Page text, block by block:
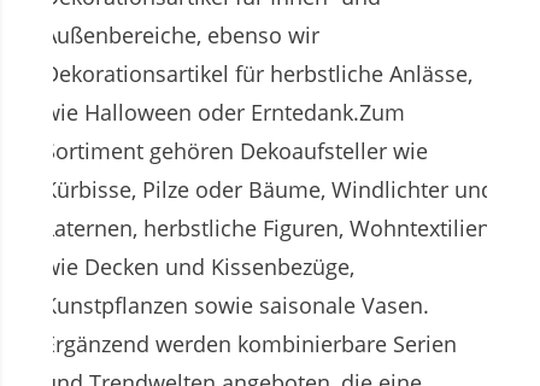
Außenbereiche, ebenso wir
Dekorationsartikel für herbstliche Anlässe,
wie Halloween oder Erntedank.Zum
Sortiment gehören Dekoaufsteller wie
Kürbisse, Pilze oder Bäume, Windlichter und
Laternen, herbstliche Figuren, Wohntextilien
wie Decken und Kissenbezüge,
Kunstpflanzen sowie saisonale Vasen.
Ergänzend werden kombinierbare Serien